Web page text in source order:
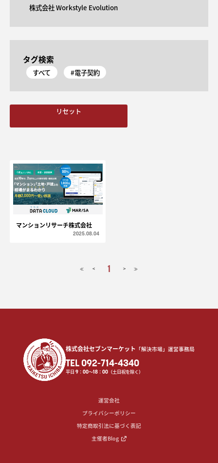
株式会社 Workstyle Evolution
タグ検索
すべて #電子契約
リセット
マンションリサーチ株式会社
2025.08.04
≪ < 1 > ≫
株式会社セブンマーケット 「解決市場」運営事務局
TEL 092-714-4340
平日9 ：00〜18 ：00 （土日祝を除く）
運営会社
プライバシーポリシー
特定商取引法に基づく表記
主催者Blog